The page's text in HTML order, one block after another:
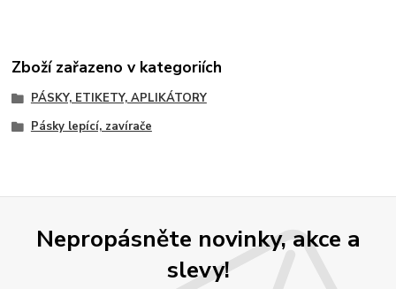
Zboží zařazeno v kategoriích
PÁSKY, ETIKETY, APLIKÁTORY
Pásky lepící, zavírače
Nepropásněte novinky, akce a
slevy!